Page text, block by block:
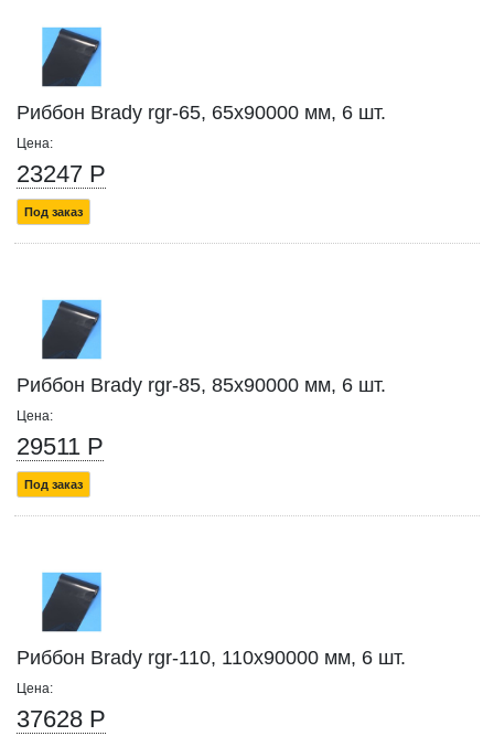
Риббон Brady rgr-65, 65x90000 мм, 6 шт.
Цена:
23247 Р
Под заказ
Риббон Brady rgr-85, 85x90000 мм, 6 шт.
Цена:
29511 Р
Под заказ
Риббон Brady rgr-110, 110x90000 мм, 6 шт.
Цена:
37628 Р